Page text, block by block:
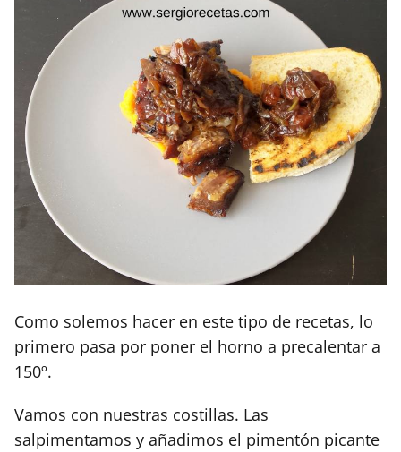
Como solemos hacer en este tipo de recetas, lo
primero pasa por poner el horno a precalentar a
150º.
Vamos con nuestras costillas. Las
salpimentamos y añadimos el pimentón picante